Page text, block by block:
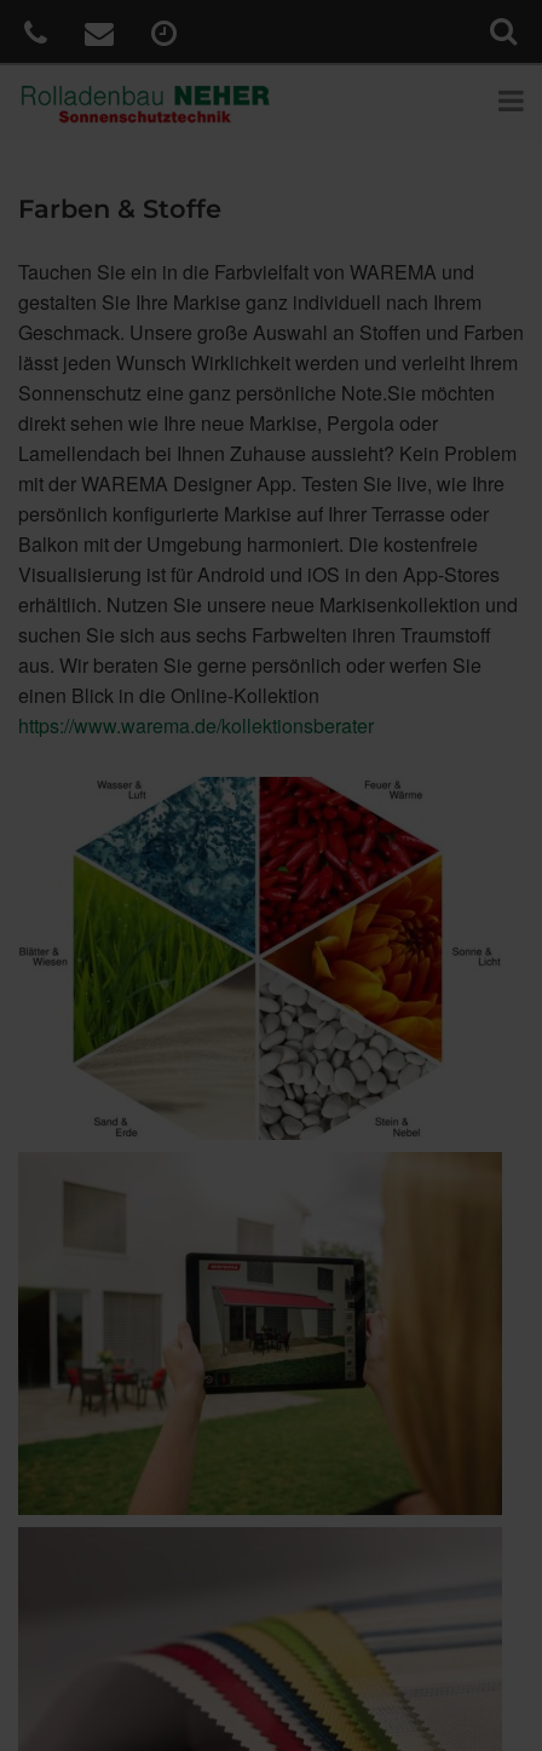
Farben & Stoffe
Tauchen Sie ein in die Farbvielfalt von WAREMA und
gestalten Sie Ihre Markise ganz individuell nach Ihrem
Geschmack. Unsere große Auswahl an Stoffen und Farben
lässt jeden Wunsch Wirklichkeit werden und verleiht Ihrem
Sonnenschutz eine ganz persönliche Note.Sie möchten
direkt sehen wie Ihre neue Markise, Pergola oder
Lamellendach bei Ihnen Zuhause aussieht? Kein Problem
mit der WAREMA Designer App. Testen Sie live, wie Ihre
persönlich konfigurierte Markise auf Ihrer Terrasse oder
Balkon mit der Umgebung harmoniert. Die kostenfreie
Visualisierung ist für Android und iOS in den App-Stores
erhältlich. Nutzen Sie unsere neue Markisenkollektion und
suchen Sie sich aus sechs Farbwelten ihren Traumstoff
aus. Wir beraten Sie gerne persönlich oder werfen Sie
einen Blick in die Online-Kollektion
https://www.warema.de/kollektionsberater